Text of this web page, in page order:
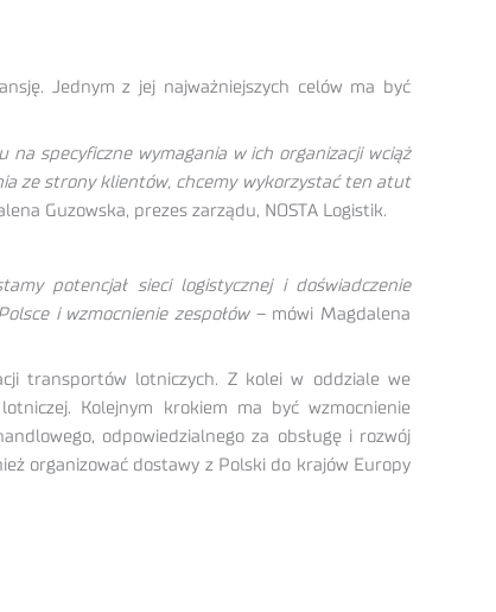
Jednym z jej najważniejszych celów ma być
specyficzne wymagania w ich organizacji wciąż
ze strony klientów, chcemy wykorzystać ten atut
Guzowska, prezes zarządu, NOSTA Logistik.
potencjał sieci logistycznej i doświadczenie
i wzmocnienie zespołów– mówi Magdalena
transportów lotniczych. Z kolei w oddziale we
Kolejnym krokiem ma być wzmocnienie
odpowiedzialnego za obsługę i rozwój
organizować dostawy z Polski do krajów Europy